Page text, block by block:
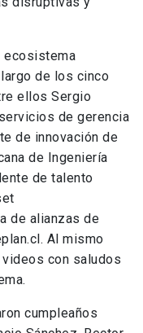
ecosistema
de los cinco
ellos Sergio
de gerencia
de innovación de
de Ingeniería
de talento
de alianzas de
Al mismo
con saludos
cumpleaños